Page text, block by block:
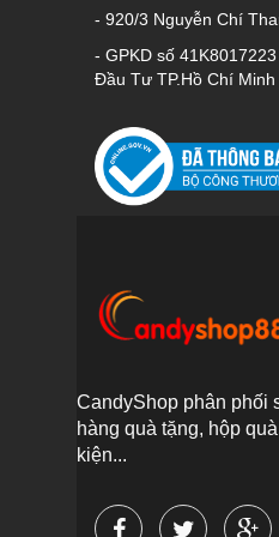
- 920/3 Nguyễn Chí
- GPKD số
Đầu Tư TP.Hồ Chí Minh
CandyShop phân phối
hàng quà tặng, hộp
kiện...